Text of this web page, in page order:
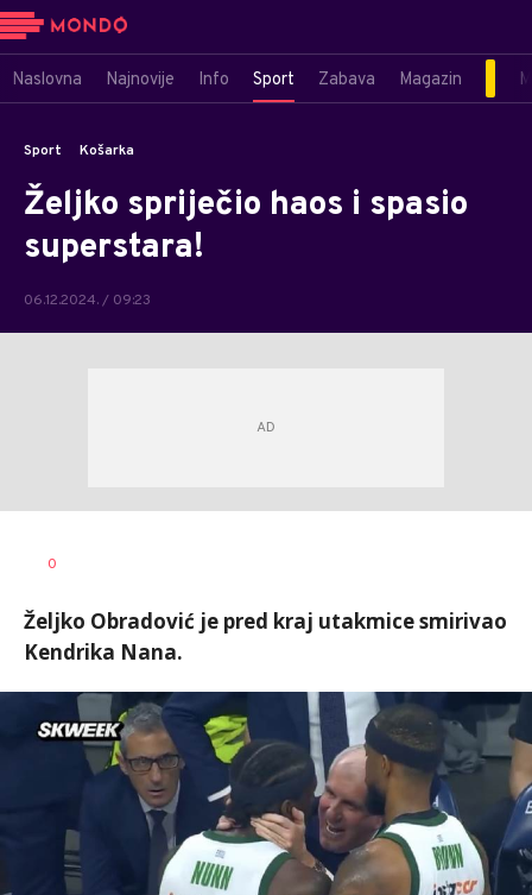
Naslovna Najnovije Info Sport Zabava Magazin
Sport Košarka
Željko spriječio haos i spasio
superstara!
06.12.2024. / 09:23
AUTOR
0
Željko Obradović je pred kraj utakmice smirivao
Kendrika Nana.